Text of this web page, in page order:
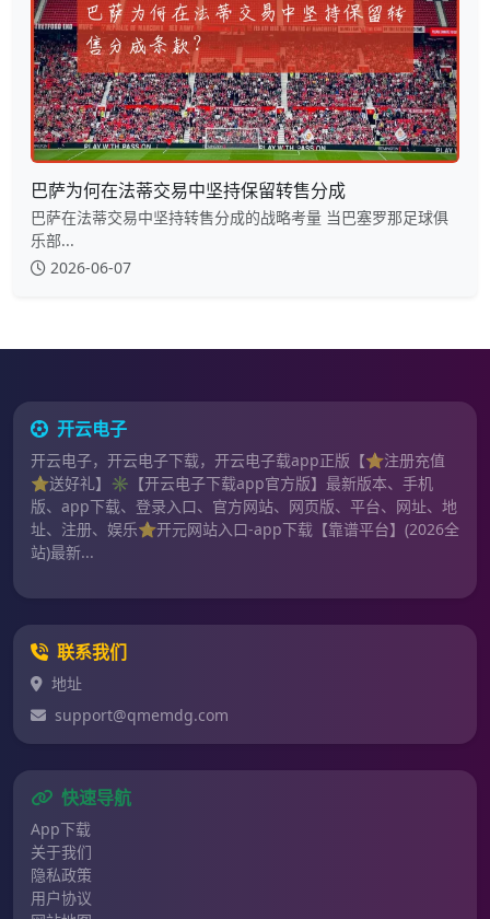
巴萨为何在法蒂交易中坚持保留转售分成
巴萨在法蒂交易中坚持转售分成的战略考量 当巴塞罗那足球俱
乐部...
2026-06-07
开云电子
开云电子，开云电子下载，开云电子载app正版【⭐️注册充值
⭐️送好礼】✳️【开云电子下载app官方版】最新版本、手机
版、app下载、登录入口、官方网站、网页版、平台、网址、地
址、注册、娱乐⭐️开元网站入口-app下载【靠谱平台】(2026全
站)最新...
联系我们
地址
support@qmemdg.com
快速导航
App下载
关于我们
隐私政策
用户协议